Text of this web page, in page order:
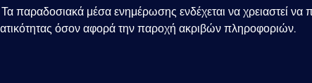
παραδοσιακά μέσα ενημέρωσης ενδέχεται να χρειαστεί να
όσον αφορά την παροχή ακριβών πληροφοριών.